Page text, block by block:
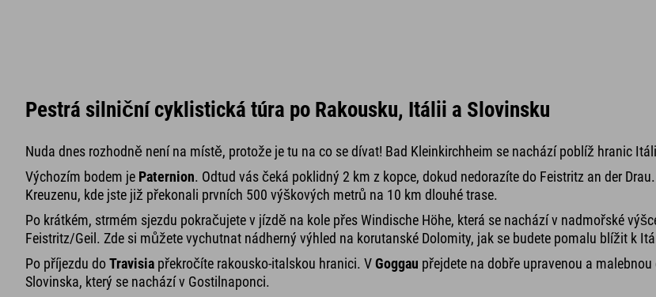
Pestrá silniční cyklistická túra po Rakousku, Itálii a Slovinsku
Nuda dnes rozhodně není na místě, protože je tu na co se dívat! Bad Kleinkirchheim se nachází poblíž hranic
Výchozím bodem je Paternion. Odtud vás čeká poklidný 2 km z kopce, dokud nedorazíte do Feistritz an der
Kreuzenu, kde jste již překonali prvních 500 výškových metrů na 10 km dlouhé trase.
Po krátkém, strmém sjezdu pokračujete v jízdě na kole přes Windische Höhe, která se nachází v nadmořské
Feistritz/Geil. Zde si můžete vychutnat nádherný výhled na korutanské Dolomity, jak se budete pomalu blížit k
Po příjezdu doTravisia překročíte rakousko-italskou hranici. VGoggau přejdete na dobře upravenou a
Slovinska, který se nachází v Gostilnaponci.